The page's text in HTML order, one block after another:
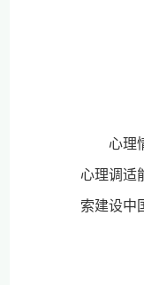
心理
心理调适
索建设中